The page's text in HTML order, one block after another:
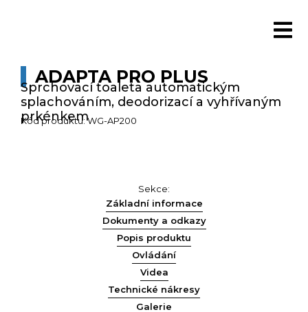
ADAPTA PRO PLUS
Sprchovací toaleta automatickým
splachováním, deodorizací a vyhřívaným
prkénkem
Kód produktu: WG-AP200
Sekce:
Základní informace
Dokumenty a odkazy
Popis produktu
Ovládání
Videa
Technické nákresy
Galerie